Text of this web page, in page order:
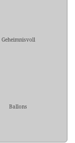
Geheimnisvoll
Ballons